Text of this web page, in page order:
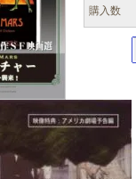
購入数